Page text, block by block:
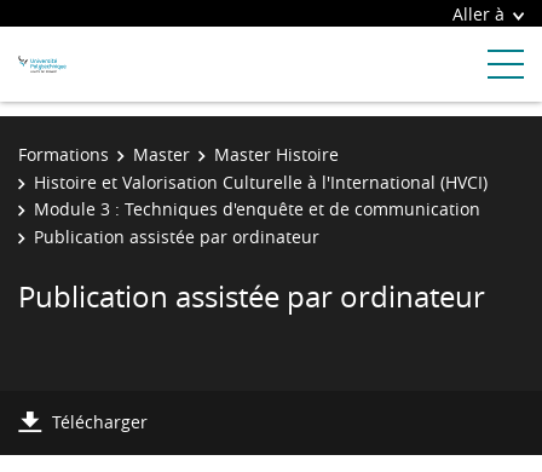
Aller à
Formations Master
Master Histoire
Histoire et Valorisation Culturelle à l'International (HVCI)
Module 3 : Techniques d'enquête et de communication
Publication assistée par ordinateur
Publication assistée par ordinateur
Télécharger